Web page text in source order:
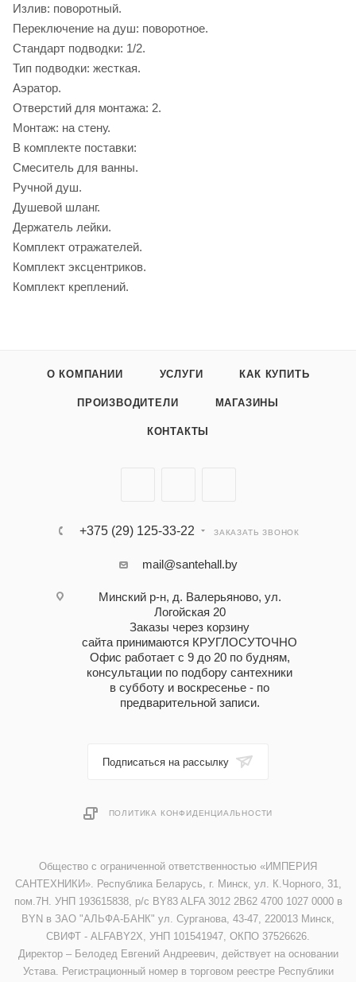
Излив: поворотный.
Переключение на душ: поворотное.
Стандарт подводки: 1/2.
Тип подводки: жесткая.
Аэратор.
Отверстий для монтажа: 2.
Монтаж: на стену.
В комплекте поставки:
Смеситель для ванны.
Ручной душ.
Душевой шланг.
Держатель лейки.
Комплект отражателей.
Комплект эксцентриков.
Комплект креплений.
О КОМПАНИИ УСЛУГИ КАК КУПИТЬ
ПРОИЗВОДИТЕЛИ МАГАЗИНЫ
КОНТАКТЫ
+375 (29) 125-33-22 ЗАКАЗАТЬ ЗВОНОК
mail@santehall.by
Минский р-н, д. Валерьяново, ул.
Логойская 20
Заказы через корзину
сайта принимаются КРУГЛОСУТОЧНО
Офис работает с 9 до 20 по будням,
консультации по подбору сантехники
в субботу и воскресенье - по
предварительной записи.
Подписаться на рассылку
ПОЛИТИКА КОНФИДЕНЦИАЛЬНОСТИ
Общество с ограниченной ответственностью «ИМПЕРИЯ
САНТЕХНИКИ». Республика Беларусь, г. Минск, ул. К.Чорного, 31,
пом.7Н. УНП 193615838, р/с BY83 ALFA 3012 2B62 4700 1027 0000 в
BYN в ЗАО "АЛЬФА-БАНК" ул. Сурганова, 43-47, 220013 Минск,
СВИФТ - ALFABY2X, УНП 101541947, ОКПО 37526626.
Директор – Белодед Евгений Андреевич, действует на основании
Устава. Регистрационный номер в торговом реестре Республики